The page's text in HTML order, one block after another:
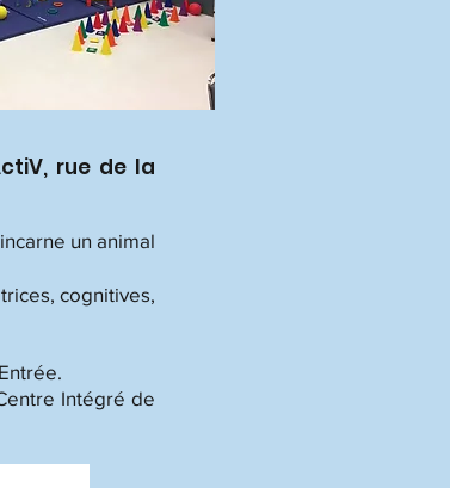
rue de la
un animal
cognitives,
Intégré de